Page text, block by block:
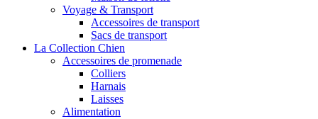
Voyage & Transport
Accessoires de transport
Sacs de transport
La Collection Chien
Accessoires de promenade
Colliers
Harnais
Laisses
Alimentation